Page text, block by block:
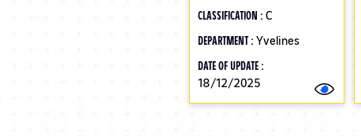
CLASSIFICATION : C
DEPARTMENT : Yvelines
DATE OF UPDATE :
18/12/2025